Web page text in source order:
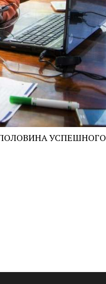
УСПЕШНОГО